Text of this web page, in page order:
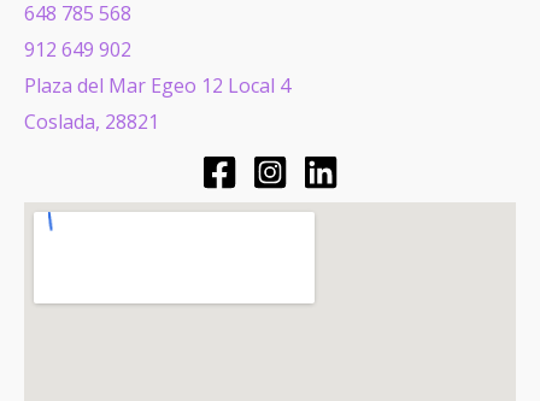
648 785 568
912 649 902
Plaza del Mar Egeo 12 Local 4
Coslada, 28821